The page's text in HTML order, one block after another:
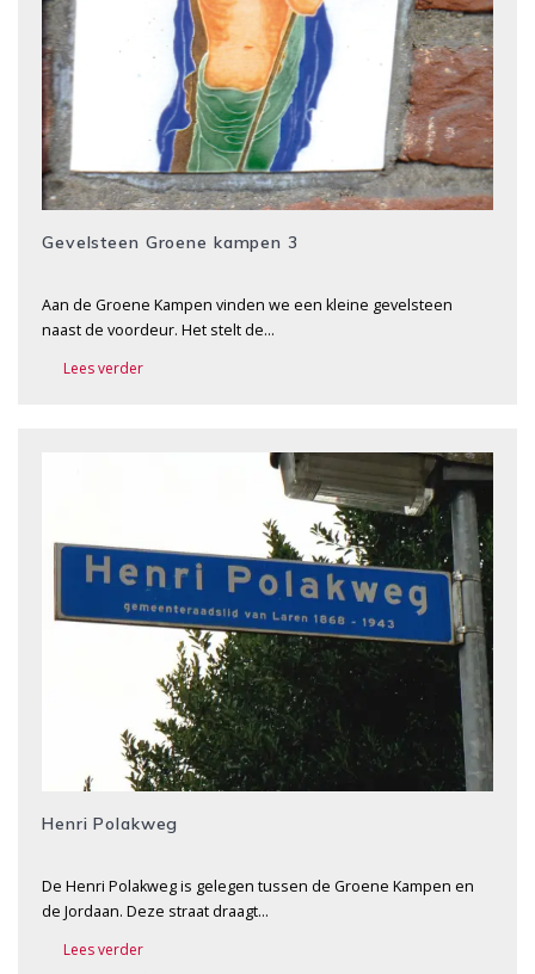
Gevelsteen Groene kampen 3
Aan de Groene Kampen vinden we een kleine gevelsteen
naast de voordeur. Het stelt de…
Lees verder
Henri Polakweg
De Henri Polakweg is gelegen tussen de Groene Kampen en
de Jordaan. Deze straat draagt…
Lees verder